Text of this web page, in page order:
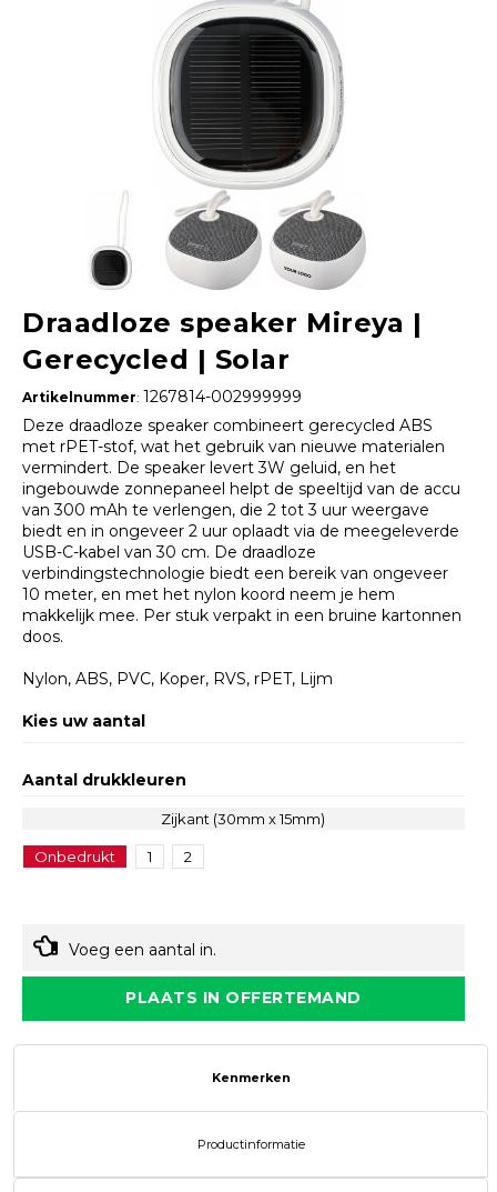
Draadloze speaker Mireya |
Gerecycled | Solar
Artikelnummer: 1267814-002999999
Deze draadloze speaker combineert gerecycled ABS
met rPET-stof, wat het gebruik van nieuwe materialen
vermindert. De speaker levert 3W geluid, en het
ingebouwde zonnepaneel helpt de speeltijd van de accu
van 300 mAh te verlengen, die 2 tot 3 uur weergave
biedt en in ongeveer 2 uur oplaadt via de meegeleverde
USB-C-kabel van 30 cm. De draadloze
verbindingstechnologie biedt een bereik van ongeveer
10 meter, en met het nylon koord neem je hem
makkelijk mee. Per stuk verpakt in een bruine kartonnen
doos.
Nylon, ABS, PVC, Koper, RVS, rPET, Lijm
Kies uw aantal
Aantal drukkleuren
Zijkant (30mm x 15mm)
Onbedrukt 1 2
Voeg een aantal in.
PLAATS IN OFFERTEMAND
Kenmerken
Productinformatie